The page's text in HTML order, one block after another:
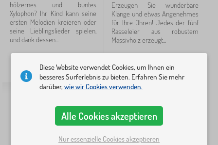
Löschen FILTERN
hölzernes und buntes
Xylophon? Ihr Kind kann seine
ersten Melodien kreieren oder
seine Lieblingslieder spielen,
und dank dessen...
AUF LAGER
Erzeugen Sie wunderbare
Klänge und etwas Angenehmes
für Ihre Ohren! Jedes der fünf
Rasseleier aus robustem
Massivholz erzeugt...
AUF LAGER
Diese Website verwendet Cookies, um Ihnen ein
besseres Surferlebnis zu bieten. Erfahren Sie mehr
darüber,wie wir Cookies verwenden.
Alle Cookies akzeptieren
Nur essenzielle Cookies akzeptieren